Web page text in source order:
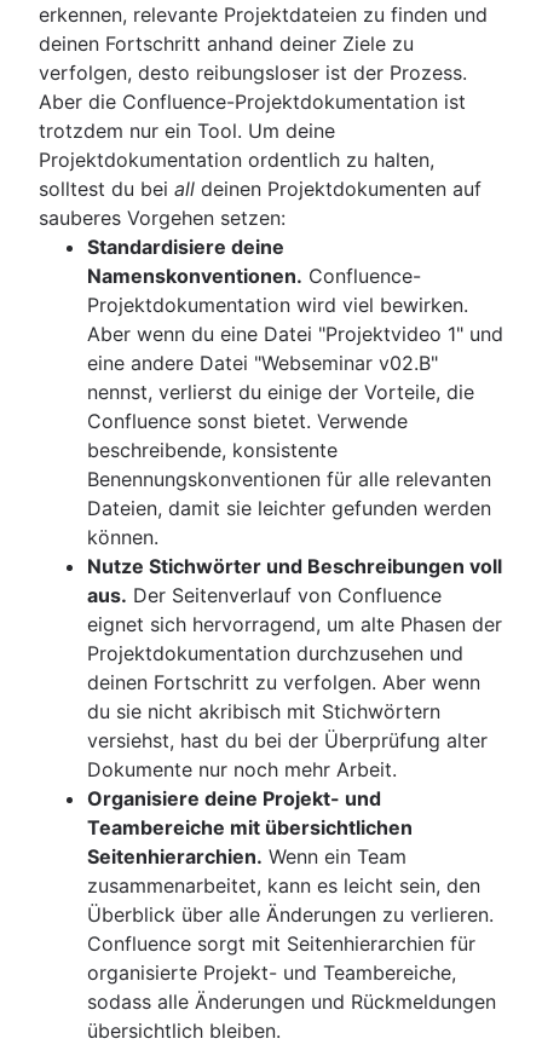
erkennen, relevante Projektdateien zu finden und
deinen Fortschritt anhand deiner Ziele zu
verfolgen, desto reibungsloser ist der Prozess.
Aber die Confluence-Projektdokumentation ist
trotzdem nur ein Tool. Um deine
Projektdokumentation ordentlich zu halten,
solltest du bei all deinen Projektdokumenten auf
sauberes Vorgehen setzen:
Standardisiere deine
Namenskonventionen. Confluence-
Projektdokumentation wird viel bewirken.
Aber wenn du eine Datei "Projektvideo 1" und
eine andere Datei "Webseminar v02.B"
nennst, verlierst du einige der Vorteile, die
Confluence sonst bietet. Verwende
beschreibende, konsistente
Benennungskonventionen für alle relevanten
Dateien, damit sie leichter gefunden werden
können.
Nutze Stichwörter und Beschreibungen voll
aus. Der Seitenverlauf von Confluence
eignet sich hervorragend, um alte Phasen der
Projektdokumentation durchzusehen und
deinen Fortschritt zu verfolgen. Aber wenn
du sie nicht akribisch mit Stichwörtern
versiehst, hast du bei der Überprüfung alter
Dokumente nur noch mehr Arbeit.
Organisiere deine Projekt- und
Teambereiche mit übersichtlichen
Seitenhierarchien. Wenn ein Team
zusammenarbeitet, kann es leicht sein, den
Überblick über alle Änderungen zu verlieren.
Confluence sorgt mit Seitenhierarchien für
organisierte Projekt- und Teambereiche,
sodass alle Änderungen und Rückmeldungen
übersichtlich bleiben.